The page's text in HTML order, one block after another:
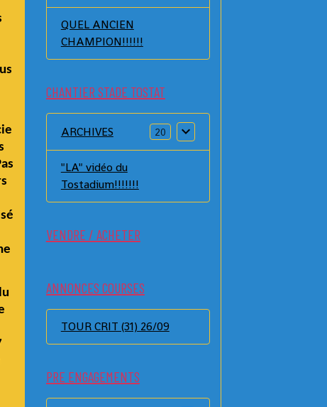
QUEL ANCIEN
CHAMPION!!!!!!
CHANTIER STADE TOSTAT
ARCHIVES 20
"LA" vidéo du
Tostadium!!!!!!!
VENDRE / ACHETER
ANNONCES COURSES
TOUR CRIT (31) 26/09
PRE ENGAGEMENTS